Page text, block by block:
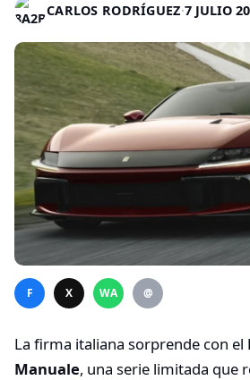
CARLOS RODRÍGUEZ·7 JULIO
F X WA @
La firma italiana sorprende con el
Manuale, una serie limitada que